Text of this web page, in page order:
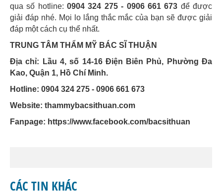
qua số hotline:0904 324 275 - 0906 661 673 để được
giải đáp nhé. Mọi lo lắng thắc mắc của bạn sẽ được giải
đáp một cách cụ thể nhất.
TRUNG TÂM THẨM MỸ BÁC SĨ THUẬN
Địa chỉ: Lầu 4, số 14-16 Điện Biên Phủ, Phường Đa
Kao, Quận 1, Hồ Chí Minh.
Hotline: 0904 324 275 - 0906 661 673
Website: thammybacsithuan.com
Fanpage: https://www.facebook.com/bacsithuan
CÁC TIN KHÁC